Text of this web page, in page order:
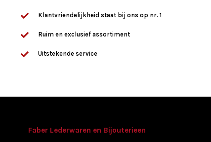
Klantvriendelijkheid staat bij ons op nr. 1
Ruim en exclusief assortiment
Uitstekende service
Faber Lederwaren en Bijouterieen